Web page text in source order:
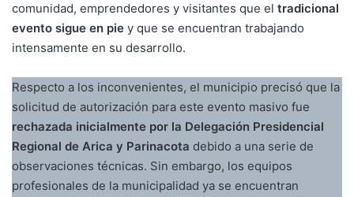
comunidad, emprendedores y visitantes que el tradicional
evento sigue en pie y que se encuentran trabajando
intensamente en su desarrollo.
Respecto a los inconvenientes, el municipio precisó que la
solicitud de autorización para este evento masivo fue
rechazada inicialmente por la Delegación Presidencial
Regional de Arica y Parinacota debido a una serie de
observaciones técnicas. Sin embargo, los equipos
profesionales de la municipalidad ya se encuentran